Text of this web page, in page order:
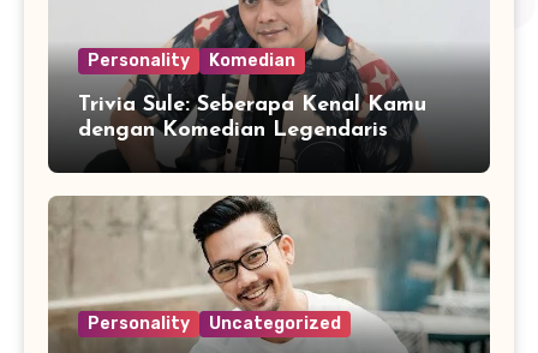
Personality Komedian
Trivia Sule: Seberapa Kenal Kamu
dengan Komedian Legendaris
Indonesia?
Personality Uncategorized